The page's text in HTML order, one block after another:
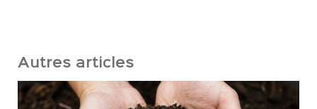
Autres articles